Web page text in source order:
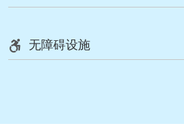
无障碍设施